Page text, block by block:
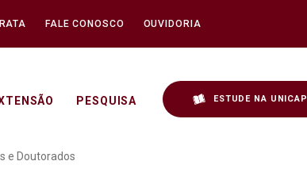
FALE CONOSCO OUVIDORIA
PESQUISA ESTUDE NA UNICAP
- Unicap
e Doutorados